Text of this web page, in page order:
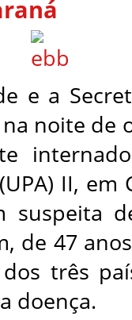
e a
noite de
II, em
suspeita
de 47
três
doença.